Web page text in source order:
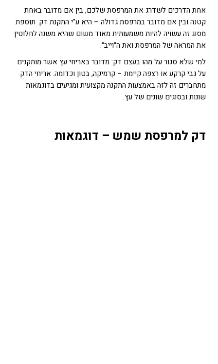
אחת הדרכים לשדרג את המרפסת שלכם, בין אם מדובר באחת
קטנה ובין אם מדובר במרפסת גדולה – היא ע"י התקנת דק. תוספת
מסוג זה עשויה להיות משמעותית מאוד משום שהיא משנה לחלוטין
את המראה של המרפסת ואת ה"וייב".
למי שלא סגור על מהו בעצם דק: מדובר באריחי עץ אשר מותקנים
על גבי קרקע או רצפה קיימת – קרמיקה, בטון וכדומה. אריחי הדק
מתחברים זה לזה באמצעות התקנה מקצועית ומגיעים בדוגמאות
שונות ובסוגים שונים של עץ.
דק למרפסת שמש – דוגמאות